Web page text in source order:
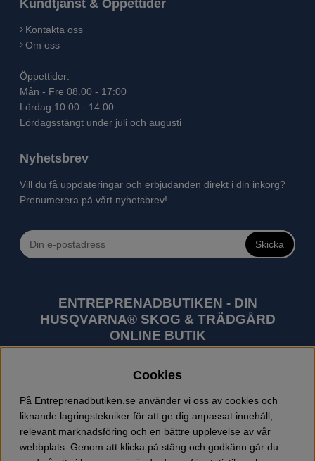
Kundtjänst & Öppettider
Kontakta oss
Om oss
Öppettider:
Mån - Fre 08.00 - 17:00
Lördag 10.00 - 14.00
Lördagsstängt under juli och augusti
Nyhetsbrev
Vill du få uppdateringar och erbjudanden direkt i din inkorg?
Prenumerera på vårt nyhetsbrev!
Skicka
ENTREPRENADBUTIKEN - DIN
HUSQVARNA® SKOG & TRÄDGÅRD
ONLINE BUTIK
utomhusprodukter som skogsmaskiner och
trädgårdsmaskiner. I sortimentet finns bl.a. robotgräsklippare,
motorsågar, röjsågar, trimmers, riders, åkgräsklippare,
trädgårdstraktorer, gräsklippare, häcksaxar, lövblåsar,
jordfräsar, snöslungor, skyddskläder och arbetskläder.
Entreprenadbutiken har snabba leveranser av Husqvarna
Cookies
På Entreprenadbutiken.se använder vi oss av cookies och
liknande lagringstekniker för att ge dig anpassat innehåll,
relevant marknadsföring och en bättre upplevelse av vår
webbplats. Genom att klicka på stäng och godkänn går du